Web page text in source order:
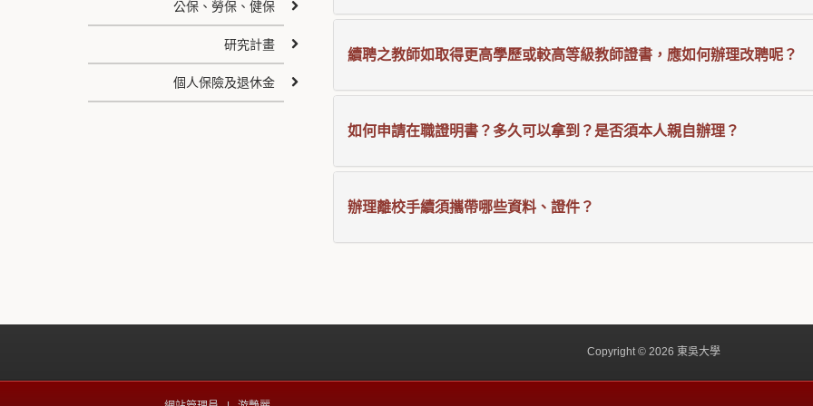
續聘之教師如取得更高學歷或較高等級教師證書，應如何辦理改聘呢？
如何申請在職證明書？多久可以拿到？是否須本人親自辦理？
辦理離校手續須攜帶哪些資料、證件？
公保、勞保、健保
研究計畫
個人保險及退休金
Copyright © 2026 東吳大學